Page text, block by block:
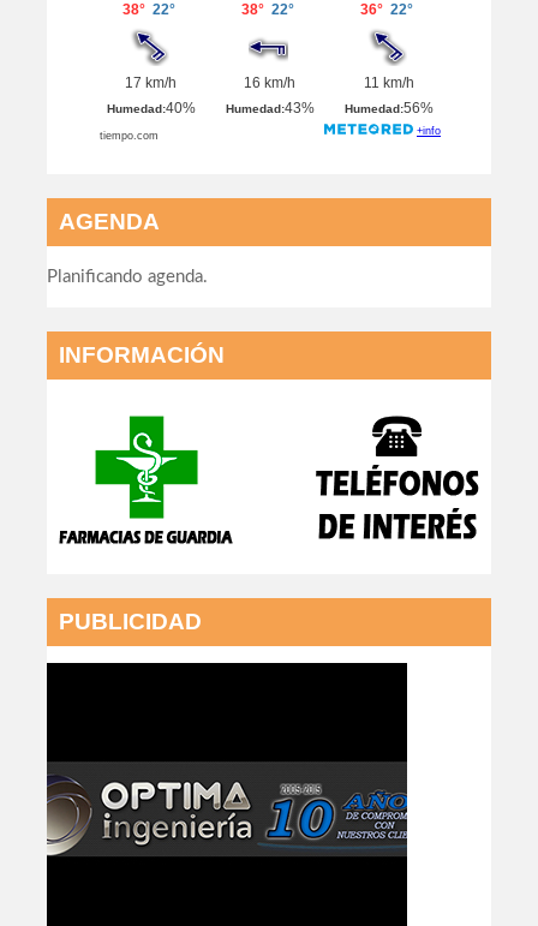
AGENDA
Planificando agenda.
INFORMACIÓN
PUBLICIDAD